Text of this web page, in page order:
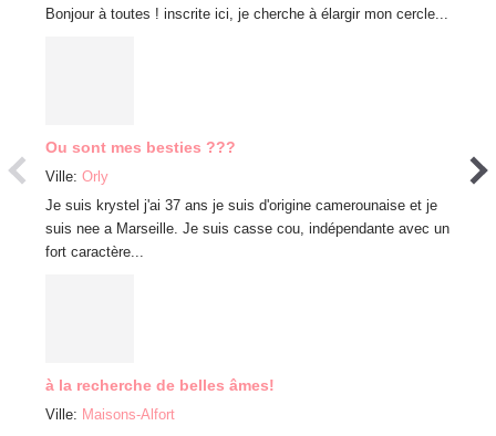
Bonjour à toutes ! inscrite ici, je cherche à élargir mon cercle...
Ou sont mes besties ???
Ville: Orly
Je suis krystel j'ai 37 ans je suis d'origine camerounaise et je
suis nee a Marseille. Je suis casse cou, indépendante avec un
fort caractère...
à la recherche de belles âmes!
Ville: Maisons-Alfort
À la